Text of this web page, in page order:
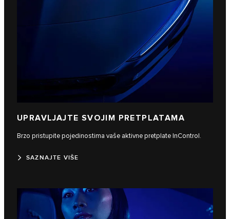
UPRAVLJAJTE SVOJIM PRETPLATAMA
Brzo pristupite pojedinostima vaše aktivne pretplate InControl.
SAZNAJTE VIŠE